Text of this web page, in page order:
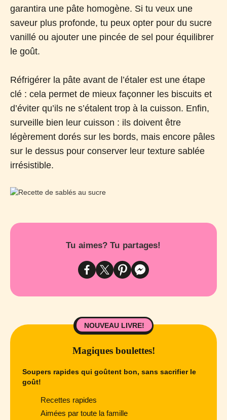
garantira une pâte homogène. Si tu veux une
saveur plus profonde, tu peux opter pour du sucre
vanillé ou ajouter une pincée de sel pour équilibrer
le goût.
Réfrigérer la pâte avant de l’étaler est une étape
clé : cela permet de mieux façonner les biscuits et
d’éviter qu’ils ne s’étalent trop à la cuisson. Enfin,
surveille bien leur cuisson : ils doivent être
légèrement dorés sur les bords, mais encore pâles
sur le dessus pour conserver leur texture sablée
irrésistible.
Tu aimes? Tu partages!
NOUVEAU LIVRE!
Magiques boulettes!
Soupers rapides qui goûtent bon, sans sacrifier le
goût!
Recettes rapides
Aimées par toute la famille